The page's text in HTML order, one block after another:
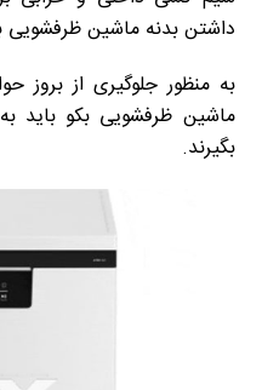
داشتن بدنه ماشین ظرفشویی
به منظور جلوگیری از بروز
ماشین ظرفشویی بکو باید
بگیرند.